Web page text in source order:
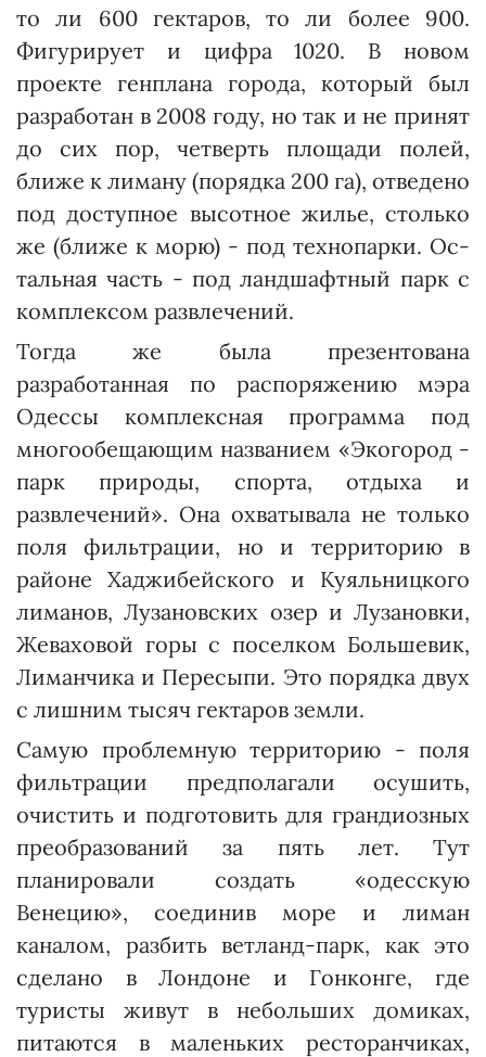
то ли 600 гектаров, то ли более 900.
Фигурирует и цифра 1020. В новом
проекте генплана города, который был
разработан в 2008 го­ду, но так и не принят
до сих пор, четверть площади полей,
ближе к лиману (порядка 200 га), отведено
под доступное высотное жилье, столько
же (ближе к морю) - под технопарки. Ос­
таль­ная часть - под ландшафтный парк с
комплексом развлечений.
Тогда же была презентована
разработанная по распоряжению мэра
Одессы комплексная программа под
многообещающим названием «Экогород -
парк природы, спорта, отдыха и
развлечений». Она охватывала не только
поля фильтрации, но и территорию в
районе Хаджибейс­кого и Куяльницкого
лиманов, Лузановских озер и Лузановки,
Жеваховой горы с поселком Большевик,
Лиманчика и Пере­сыпи. Это порядка двух
с лишним тысяч гектаров земли.
Самую проблемную территорию - поля
фильтрации предполагали осушить,
очистить и подготовить для грандиозных
преобразований за пять лет. Тут
планировали создать «одесскую
Венецию», соединив море и лиман
каналом, разбить ветланд-парк, как это
сделано в Лондоне и Гонконге, где
туристы живут в небольших домиках,
питаются в маленьких ресторанчиках,